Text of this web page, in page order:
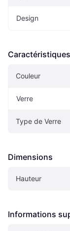
Design
Couleur
Verre
Type de Verre
Dimensions
Hauteur
Informations